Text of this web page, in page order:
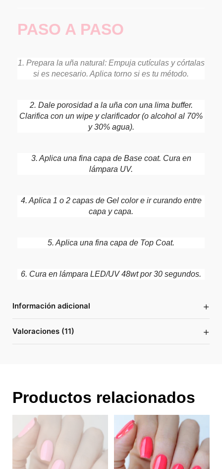
PASO A PASO
1. Prepara la uña natural: Empuja cutículas y córtalas
si es necesario. Aplica torno si es tu método.
2. Dale porosidad a la uña con una lima buffer.
Clarifica con un wipe y clarificador (o alcohol al 70%
y 30% agua).
3. Aplica una fina capa de Base coat. Cura en
lámpara UV.
4. Aplica 1 o 2 capas de Gel color e ir curando entre
capa y capa.
5. Aplica una fina capa de Top Coat.
6. Cura en lámpara LED/UV 48wt por 30 segundos.
Información adicional +
Valoraciones (11) +
Productos relacionados